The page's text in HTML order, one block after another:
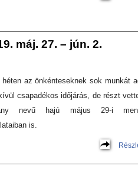
máj. 27. – jún. 2.
az önkénteseknek sok munkát
csapadékos időjárás, de részt
nevű hajú május 29-i
is.